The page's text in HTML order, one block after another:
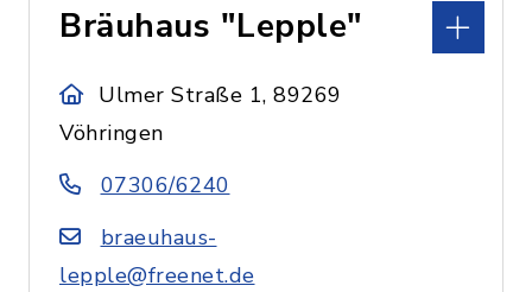
Bräuhaus "Lepple"
Ulmer Straße 1, 89269
Vöhringen
07306/6240
braeuhaus-
lepple@freenet.de